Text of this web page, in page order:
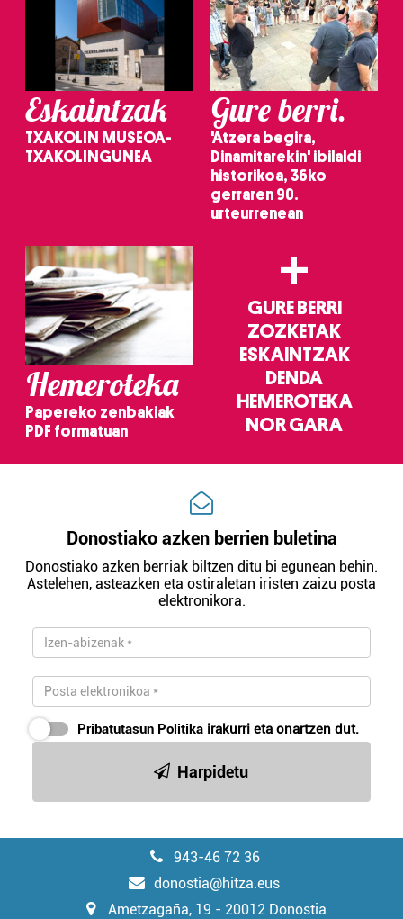
erabiltzeko baimen esplizitua ematen diguzu.Gehiago
Eskaintzak
TXAKOLIN MUSEOA-
TXAKOLINGUNEA
Gure berri.
'Atzera begira,
Dinamitarekin' ibilaldi
historikoa, 36ko
gerraren 90.
urteurrenean
Hemeroteka
Papereko zenbakiak
PDF formatuan
+
GURE BERRI
ZOZKETAK
ESKAINTZAK
DENDA
HEMEROTEKA
NOR GARA
Donostiako azken berrien buletina
Donostiako azken berriak biltzen ditu bi egunean behin.
Astelehen, asteazken eta ostiraletan iristen zaizu posta
elektronikora.
Pribatutasun Politika irakurri eta onartzen dut.
Harpidetu
943-46 72 36
donostia@hitza.eus
Ametzagaña, 19 - 20012 Donostia